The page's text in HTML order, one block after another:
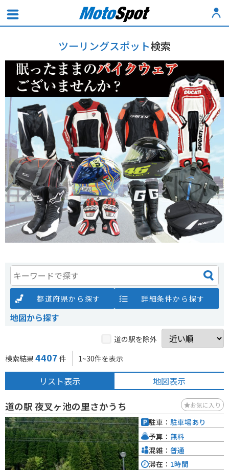
ツーリングスポット検索
都道府県から探す 詳細条件から探す
地図から探す
道の駅を除外
検索結果 4407 件 1~30件を表示
リスト表示 地図表示
道の駅 夜叉ヶ池の里さかうち お気に入り
駐車： 駐車場あり
予算： 無料
混雑： 普通
滞在： 1時間